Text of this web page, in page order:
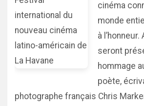
cinéma
monde
à
seront
hommage
poète,
photographe français Chris